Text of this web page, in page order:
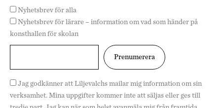
Nyhetsbrev för alla
Nyhetsbrev för lärare – information om vad som händer på
konsthallen för skolan
Jag godkänner att Liljevalchs mailar mig information om sin
verksamhet. Mina uppgifter kommer inte att säljas eller ges till